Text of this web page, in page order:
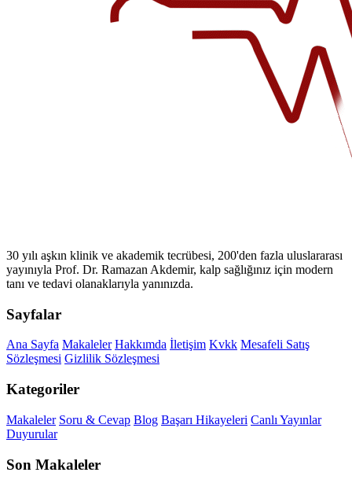
30 yılı aşkın klinik ve akademik tecrübesi, 200'den fazla uluslararası
yayınıyla Prof. Dr. Ramazan Akdemir, kalp sağlığınız için modern
tanı ve tedavi olanaklarıyla yanınızda.
Sayfalar
Ana Sayfa Makaleler Hakkımda İletişim Kvkk Mesafeli Satış
Sözleşmesi Gizlilik Sözleşmesi
Kategoriler
Makaleler Soru & Cevap Blog Başarı Hikayeleri Canlı Yayınlar
Duyurular
Son Makaleler